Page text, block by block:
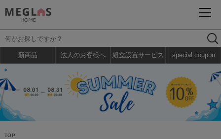
新商品 法人のお客様へ 組立設置サービス special coupon
TOP